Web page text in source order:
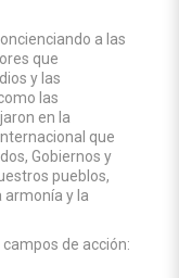
a las
que
y las
las
en la
que
Gobiernos y
pueblos,
armonía y la
de acción: